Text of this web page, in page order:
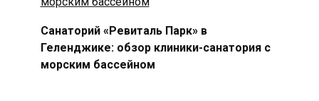
Санаторий «Ревиталь Парк» в
Геленджике: обзор клиники-санатория с
морским бассейном